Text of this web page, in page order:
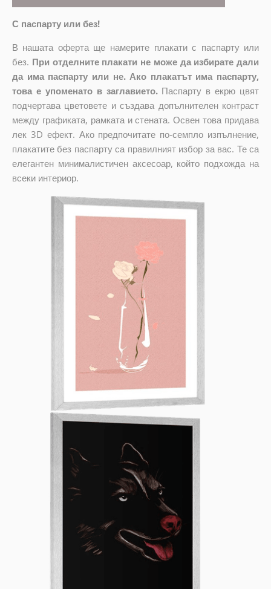
С паспарту или без!
В нашата оферта ще намерите плакати с паспарту или
без. При отделните плакати не може да избирате дали
да има паспарту или не. Ако плакатът има паспарту,
това е упоменато в заглавието. Паспарту в екрю цвят
подчертава цветовете и създава допълнителен контраст
между графиката, рамката и стената. Освен това придава
лек 3D ефект. Ако предпочитате по-семпло изпълнение,
плакатите без паспарту са правилният избор за вас. Те са
елегантен минималистичен аксесоар, който подхожда на
всеки интериор.